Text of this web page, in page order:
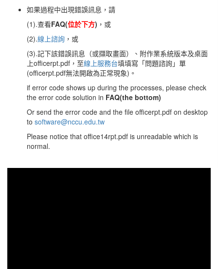
如果過程中出現錯誤訊息，請
(1).查看FAQ(位於下方) ，或
(2).線上諮詢 ，或
(3).記下該錯誤訊息（或擷取畫面）、附作業系統版本及桌面
上officerpt.pdf，至線上服務台填填寫「問題諮詢」單
(officerpt.pdf無法開啟為正常現象)。
if error code shows up during the processes, please check
the error code solution in FAQ(the bottom)
Or send the error code and the file officerpt.pdf on desktop
to software@nccu.edu.tw
Please notice that office14rpt.pdf is unreadable which is
normal.